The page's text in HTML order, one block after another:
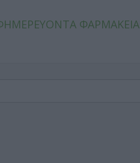
ΦΑΡΜΑΚΕΙΑ